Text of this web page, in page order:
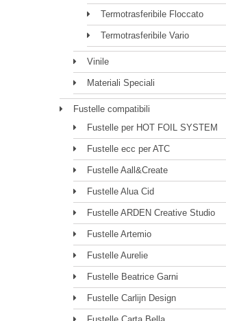
Termotrasferibile Floccato
Termotrasferibile Vario
Vinile
Materiali Speciali
Fustelle compatibili
Fustelle per HOT FOIL SYSTEM
Fustelle ecc per ATC
Fustelle Aall&Create
Fustelle Alua Cid
Fustelle ARDEN Creative Studio
Fustelle Artemio
Fustelle Aurelie
Fustelle Beatrice Garni
Fustelle Carlijn Design